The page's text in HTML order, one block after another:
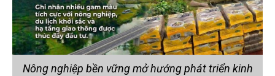
Nông nghiệp bền vững mở hướng phát triển kinh